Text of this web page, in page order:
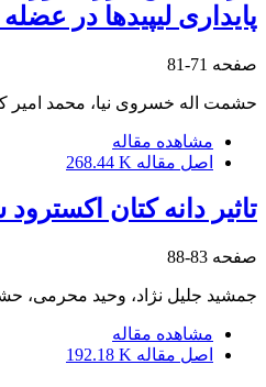
پایداری لیپیدها در
صفحه 71-81
حشمت اله خسروی نیا، محمد
مشاهده مقاله
اصل مقاله 268.44 K
تاثیر دانه کتان
صفحه 83-88
جمشید جلیل نژاد، وحید محرمی،
مشاهده مقاله
اصل مقاله 192.18 K